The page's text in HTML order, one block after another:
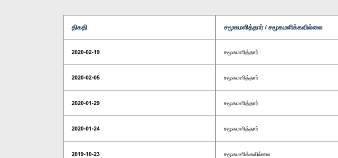
திகதி சமூகமளித்தார் / சமூகமளிக்கவில்லை
2020-02-19 சமூகமளித்தார்
2020-02-05 சமூகமளித்தார்
2020-01-29 சமூகமளித்தார்
2020-01-24 சமூகமளித்தார்
2019-10-23 சமூகமளிக்கவில்லை